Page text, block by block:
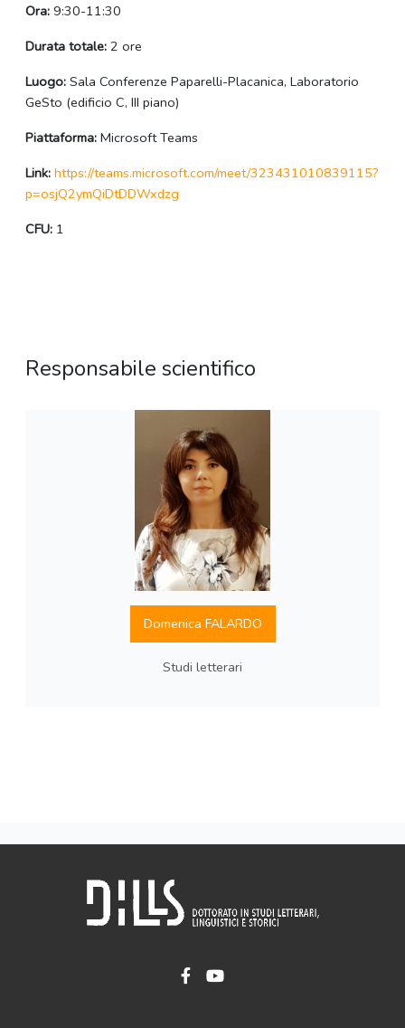
Ora: 9:30-11:30
Durata totale: 2 ore
Luogo: Sala Conferenze Paparelli-Placanica, Laboratorio
GeSto (edificio C, III piano)
Piattaforma: Microsoft Teams
Link: https://teams.microsoft.com/meet/323431010839115?
p=osjQ2ymQiDtDDWxdzg
CFU: 1
Responsabile scientifico
Domenica FALARDO
Studi letterari